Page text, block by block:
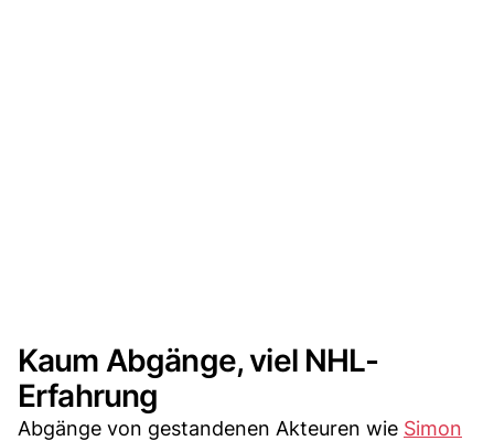
Kaum Abgänge, viel NHL-
Erfahrung
Abgänge von gestandenen Akteuren wie Simon